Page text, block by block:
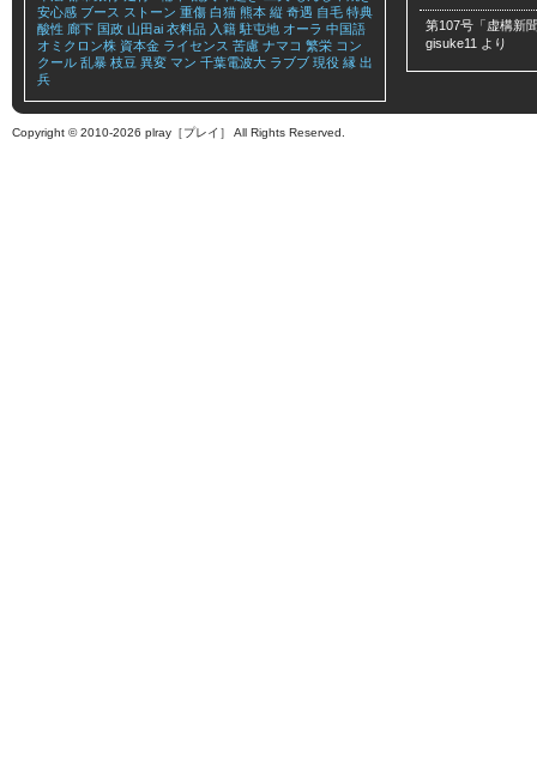
安心感 ブース ストーン 重傷 白猫 熊本 縦 奇遇 自毛 特典
酸性 廊下 国政 山田ai 衣料品 入籍 駐屯地 オーラ 中国語
オミクロン株 資本金 ライセンス 苦慮 ナマコ 繁栄 コン
クール 乱暴 枝豆 異変 マン 千葉電波大 ラブブ 現役 縁 出
兵
第107号「虚構新
gisuke11 より
Copyright © 2010-2026 plray［プレイ］ All Rights Reserved.